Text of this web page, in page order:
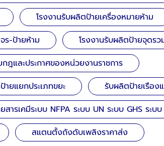
โรงงานรับผลิตป้ายเครื่องหมายห้าม
ร-ป้ายห้าม
โรงงานรับผลิตป้ายจุดร
ฎและประกาศของหน่วยงานราชการ
ายแยกประเภทขยะ
รับผลิตป้ายเรือง
เคมีระบบ NFPA ระบบ UN ระบบ GHS ระบบ
สแตนตั้งถังดับเพลิงราคาส่ง